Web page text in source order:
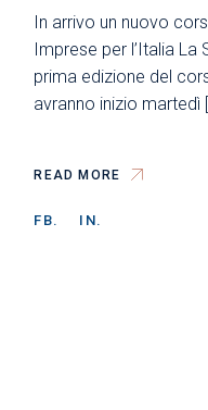
In arrivo un nuovo
Imprese per l’Italia
prima edizione del
avranno inizio martedì
READ MORE
FB. IN.